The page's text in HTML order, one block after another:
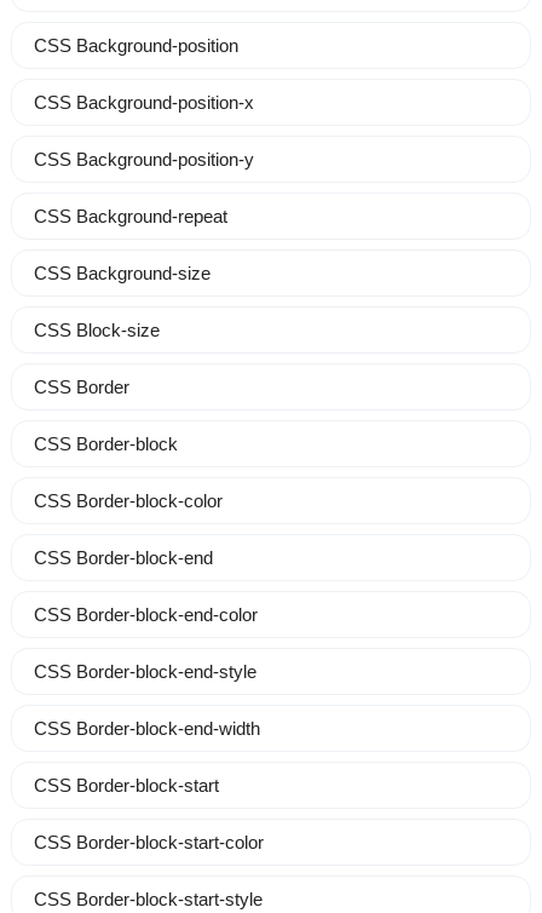
CSS Background-position
CSS Background-position-x
CSS Background-position-y
CSS Background-repeat
CSS Background-size
CSS Block-size
CSS Border
CSS Border-block
CSS Border-block-color
CSS Border-block-end
CSS Border-block-end-color
CSS Border-block-end-style
CSS Border-block-end-width
CSS Border-block-start
CSS Border-block-start-color
CSS Border-block-start-style